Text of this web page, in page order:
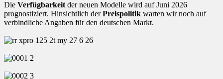
Die Verfügbarkeit der neuen Modelle wird auf Juni 2026
prognostiziert. Hinsichtlich derPreispolitik warten wir noch auf
verbindliche Angaben für den deutschen Markt.